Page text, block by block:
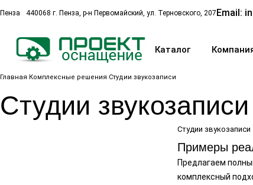
Пенза 440068 г. Пенза, р-н Первомайский, ул. Терновского, 207Email:
Каталог
Главная Комплексные решения Студии звукозаписи
Студии звукозаписи
Студии звукозаписи
Примеры
Предлагаем
комплексный